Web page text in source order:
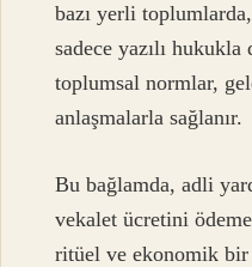
bazı yerli
sadece yazılı
toplumsal normlar,
anlaşmalarla sağlanır.
Bu bağlamda, adli
vekalet ücretini
ritüel ve ekonomik bir